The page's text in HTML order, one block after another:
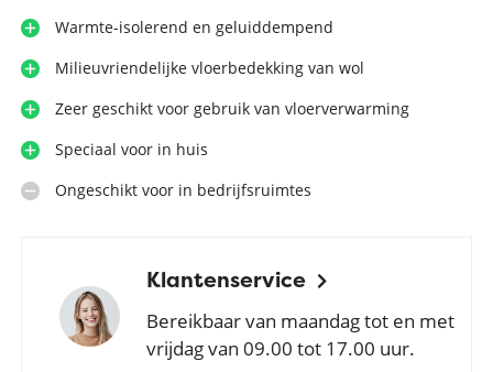
Warmte-isolerend en geluiddempend
Milieuvriendelijke vloerbedekking van wol
Zeer geschikt voor gebruik van vloerverwarming
Speciaal voor in huis
Ongeschikt voor in bedrijfsruimtes
Klantenservice
Bereikbaar van maandag tot en met
vrijdag van 09.00 tot 17.00 uur.